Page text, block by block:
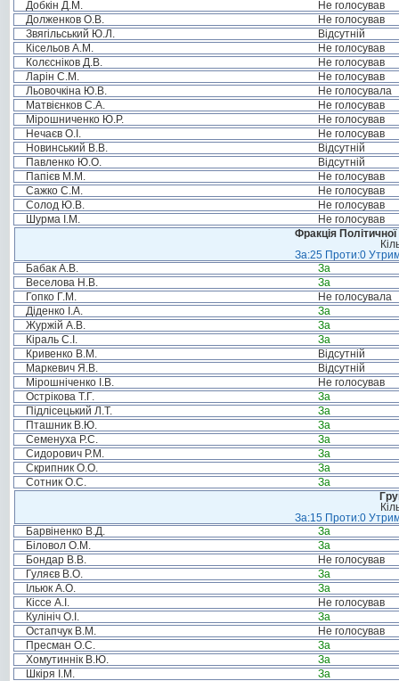
Добкін Д.М.
Не голосував
Долженков О.В.
Не голосував
Звягільський Ю.Л.
Відсутній
Кісельов А.М.
Не голосував
Колєсніков Д.В.
Не голосував
Ларін С.М.
Не голосував
Льовочкіна Ю.В.
Не голосувала
Матвієнков С.А.
Не голосував
Мірошниченко Ю.Р.
Не голосував
Нечаєв О.І.
Не голосував
Новинський В.В.
Відсутній
Павленко Ю.О.
Відсутній
Папієв М.М.
Не голосував
Сажко С.М.
Не голосував
Солод Ю.В.
Не голосував
Шурма І.М.
Не голосував
Фракція
За:25 Проти:0
Бабак А.В.
За
Веселова Н.В.
За
Гопко Г.М.
Не голосувала
Діденко І.А.
За
Журжій А.В.
За
Кіраль С.І.
За
Кривенко В.М.
Відсутній
Маркевич Я.В.
Відсутній
Мірошніченко І.В.
Не голосував
Острікова Т.Г.
За
Підлісецький Л.Т.
За
Пташник В.Ю.
За
Семенуха Р.С.
За
Сидорович Р.М.
За
Скрипник О.О.
За
Сотник О.С.
За
За:15 Проти:0
Барвіненко В.Д.
За
Біловол О.М.
За
Бондар В.В.
Не голосував
Гуляєв В.О.
За
Ільюк А.О.
За
Кіссе А.І.
Не голосував
Кулініч О.І.
За
Остапчук В.М.
Не голосував
Пресман О.С.
За
Хомутиннік В.Ю.
За
Шкіря І.М.
За